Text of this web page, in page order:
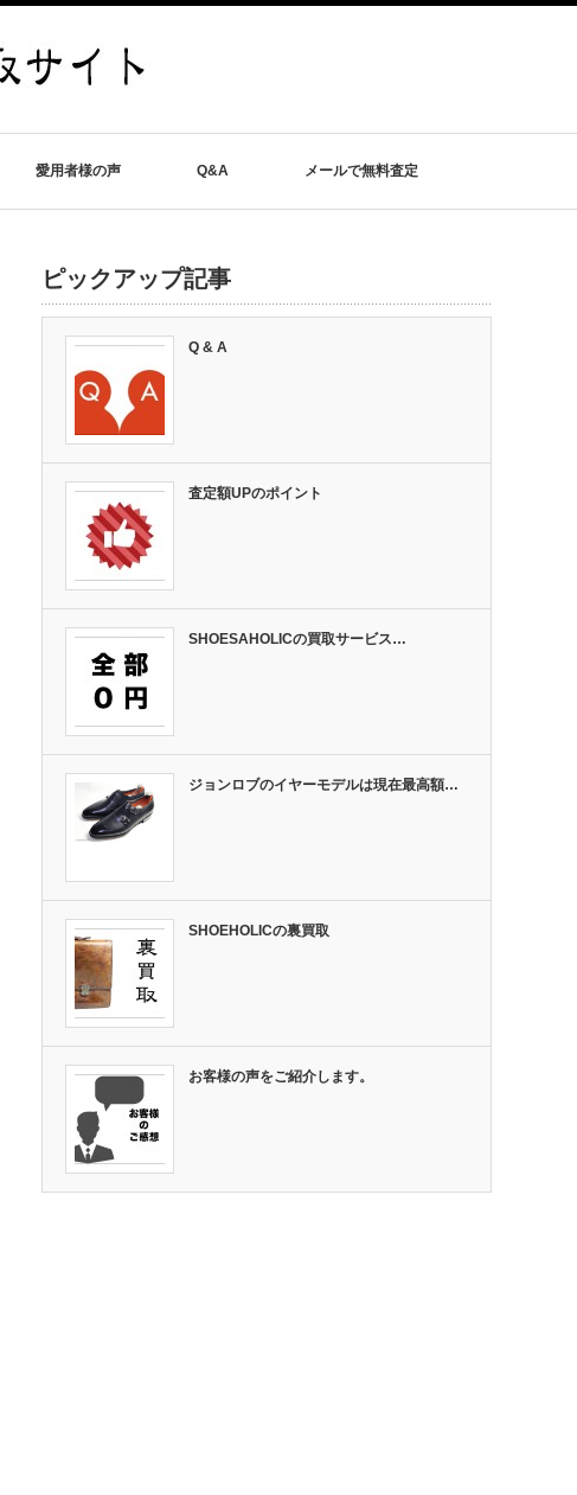
愛用者様の声 Q&A メールで無料査定
ピックアップ記事
Q & A
査定額UPのポイント
SHOESAHOLICの買取サービス…
ジョンロブのイヤーモデルは現在最高額…
SHOEHOLICの裏買取
お客様の声をご紹介します。